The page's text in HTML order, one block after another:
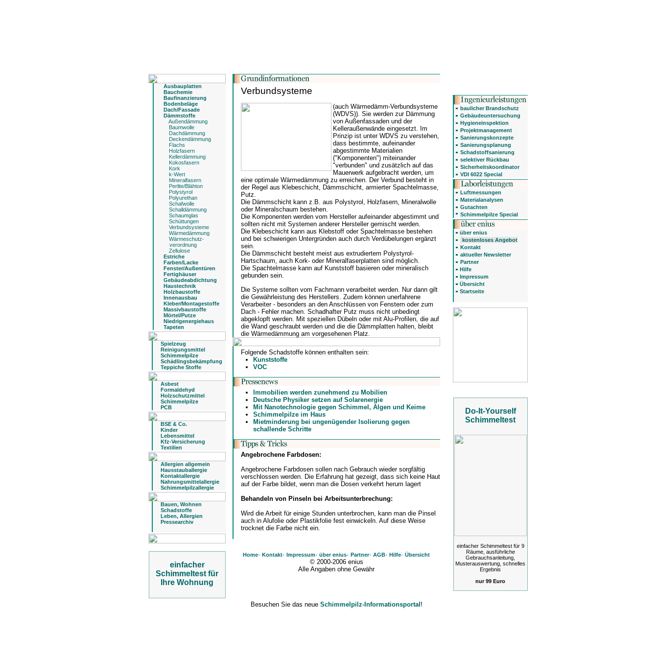
Ausbauplatten
Bauchemie
Baufinanzierung
Bodenbeläge
Dach/Fassade
Dämmstoffe
Außendämmung
Baumwolle
Dachdämmung
Deckendämmung
Flachs
Holzfasern
Kellerdämmung
Kokosfasern
Kork
k-Wert
Mineralfasern
Perlite/Blähton
Polystyrol
Polyurethan
Schafwolle
Schalldämmung
Schaumglas
Schüttungen
Verbundsysteme
Wärmedämmung
Wärmeschutz-
verordnung
Zellulose
Estriche
Farben/Lacke
Fenster/Außentüren
Fertighäuser
Gebäudeabdichtung
Haustechnik
Holzbaustoffe
Innenausbau
Kleber/Montagestoffe
Massivbaustoffe
Mörtel/Putze
Niedrigenergiehaus
Tapeten
Spielzeug
Reinigungsmittel
Schimmelpilze
Schädlingsbekämpfung
Teppiche Stoffe
Asbest
Formaldehyd
Holzschutzmittel
Schimmelpilze
PCB
BSE & Co.
Kinder
Lebensmittel
Kfz-Versicherung
Textilien
Allergien allgemein
Hausstauballergie
Kontaktallergie
Nahrungsmittelallergie
Schimmelpilzallergie
Bauen, Wohnen
Schadstoffe
Leben, Allergien
Pressearchiv
einfacher
Schimmeltest für
Ihre Wohnung
Verbundsysteme
(auch Wärmedämm-Verbundsysteme
(WDVS)). Sie werden zur Dämmung
von Außenfassaden und der
Kelleraußenwände eingesetzt. Im
Prinzip ist unter WDVS zu verstehen,
dass bestimmte, aufeinander
abgestimmte Materialien
("Komponenten") miteinander
"verbunden" und zusätzlich auf das
Mauerwerk aufgebracht werden, um
eine optimale Wärmedämmung zu erreichen. Der Verbund besteht in
der Regel aus Klebeschicht, Dämmschicht, armierter Spachtelmasse,
Putz.
Die Dämmschicht kann z.B. aus Polystyrol, Holzfasern, Mineralwolle
oder Mineralschaum bestehen.
Die Komponenten werden vom Hersteller aufeinander abgestimmt und
sollten nicht mit Systemen anderer Hersteller gemischt werden.
Die Klebeschicht kann aus Klebstoff oder Spachtelmasse bestehen
und bei schwierigen Untergründen auch durch Verdübelungen ergänzt
sein.
Die Dämmschicht besteht meist aus extrudiertem Polystyrol-
Hartschaum, auch Kork- oder Mineralfaserplatten sind möglich.
Die Spachtelmasse kann auf Kunststoff basieren oder mineralisch
gebunden sein.
Die Systeme sollten vom Fachmann verarbeitet werden. Nur dann gilt
die Gewährleistung des Herstellers. Zudem können unerfahrene
Verarbeiter - besonders an den Anschlüssen von Fenstern oder zum
Dach - Fehler machen. Schadhafter Putz muss nicht unbedingt
abgeklopft werden. Mit speziellen Dübeln oder mit Alu-Profilen, die auf
die Wand geschraubt werden und die die Dämmplatten halten, bleibt
die Wärmedämmung am vorgesehenen Platz.
Folgende Schadstoffe können enthalten sein:
Kunststoffe
VOC
Immobilien werden zunehmend zu Mobilien
Deutsche Physiker setzen auf Solarenergie
Mit Nanotechnologie gegen Schimmel, Algen und Keime
Schimmelpilze im Haus
Mietminderung bei ungenügender Isolierung gegen
schallende Schritte
Angebrochene Farbdosen:
Angebrochene Farbdosen sollen nach Gebrauch wieder sorgfältig
verschlossen werden. Die Erfahrung hat gezeigt, dass sich keine Haut
auf der Farbe bildet, wenn man die Dosen verkehrt herum lagert
Behandeln von Pinseln bei Arbeitsunterbrechung:
Wird die Arbeit für einige Stunden unterbrochen, kann man die Pinsel
auch in Alufolie oder Plastikfolie fest einwickeln. Auf diese Weise
trocknet die Farbe nicht ein.
Home· Kontakt· Impressum· über enius· Partner· AGB· Hilfe· Übersicht
© 2000-2006 enius
Alle Angaben ohne Gewähr
Besuchen Sie das neue Schimmelpilz-Informationsportal!
baulicher Brandschutz
Gebäudeuntersuchung
Hygieneinspektion
Projektmanagement
Sanierungskonzepte
Sanierungsplanung
Schadstoffsanierung
selektiver Rückbau
Sicherheitskoordinator
VDI 6022 Special
Luftmessungen
Materialanalysen
Gutachten
Schimmelpilze Special
über enius
kostenloses Angebot
Kontakt
aktueller Newsletter
Partner
Hilfe
Impressum
Übersicht
Startseite
Do-It-Yourself
Schimmeltest
einfacher Schimmeltest für 9
Räume, ausführliche
Gebrauchsanleitung,
Musterauswertung, schnelles
Ergebnis
nur 99 Euro